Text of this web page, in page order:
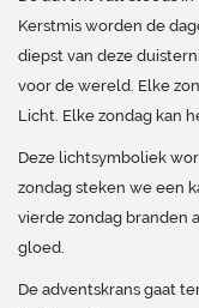
Kerstmis worden de
diepst van deze
voor de wereld. Elke
Licht. Elke zondag kan
Deze lichtsymboliek
zondag steken we een
vierde zondag branden
gloed.
De adventskrans gaat